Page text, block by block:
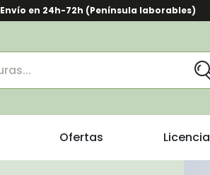
Envío en 24h-72h (Península laborables)
Ofertas Licencia